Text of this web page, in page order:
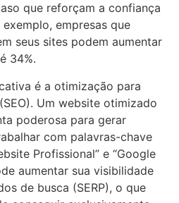
que reforçam a confiança
empresas que
seus sites podem aumentar
34%.
é a otimização para
Um website otimizado
poderosa para gerar
com palavras-chave
Profissional” e “Google
aumentar sua visibilidade
de busca (SERP), o que